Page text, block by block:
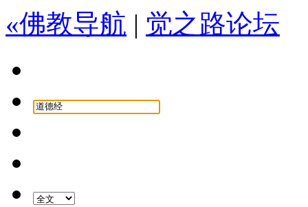
«佛教导航 | 觉之路论坛